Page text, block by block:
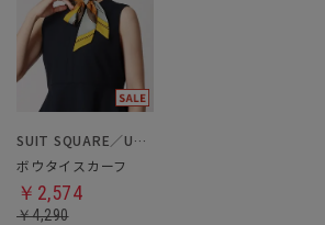
SUIT SQUARE／UNIVERSAL LANGUAGE／WHITE
ボウタイスカーフ
￥2,574
￥4,290